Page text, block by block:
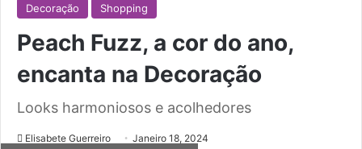
Decoração Shopping
Peach Fuzz, a cor do ano,
encanta na Decoração
Looks harmoniosos e acolhedores
Elisabete Guerreiro Janeiro 18, 2024